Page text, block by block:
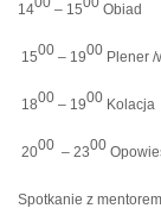
14 – 15 Obiad
1500 – 1900 Plener /
1800 – 1900 Kolacja
2000 – 2300
Spotkanie z mentorem